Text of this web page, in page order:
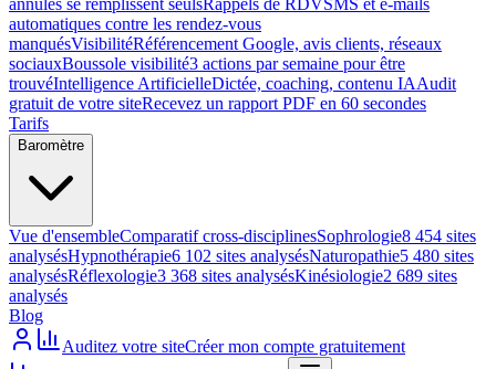
annulés se remplissent seulsRappels de RDVSMS et e-mails
automatiques contre les rendez-vous
manquésVisibilitéRéférencement Google, avis clients, réseaux
sociauxBoussole visibilité3 actions par semaine pour être
trouvéIntelligence ArtificielleDictée, coaching, contenu IAAudit
gratuit de votre siteRecevez un rapport PDF en 60 secondes
Tarifs
Baromètre
Vue d'ensembleComparatif cross-disciplinesSophrologie8 454 sites
analysésHypnothérapie6 102 sites analysésNaturopathie5 480 sites
analysésRéflexologie3 368 sites analysésKinésiologie2 689 sites
analysés
Blog
Auditez votre siteCréer mon compte gratuitement